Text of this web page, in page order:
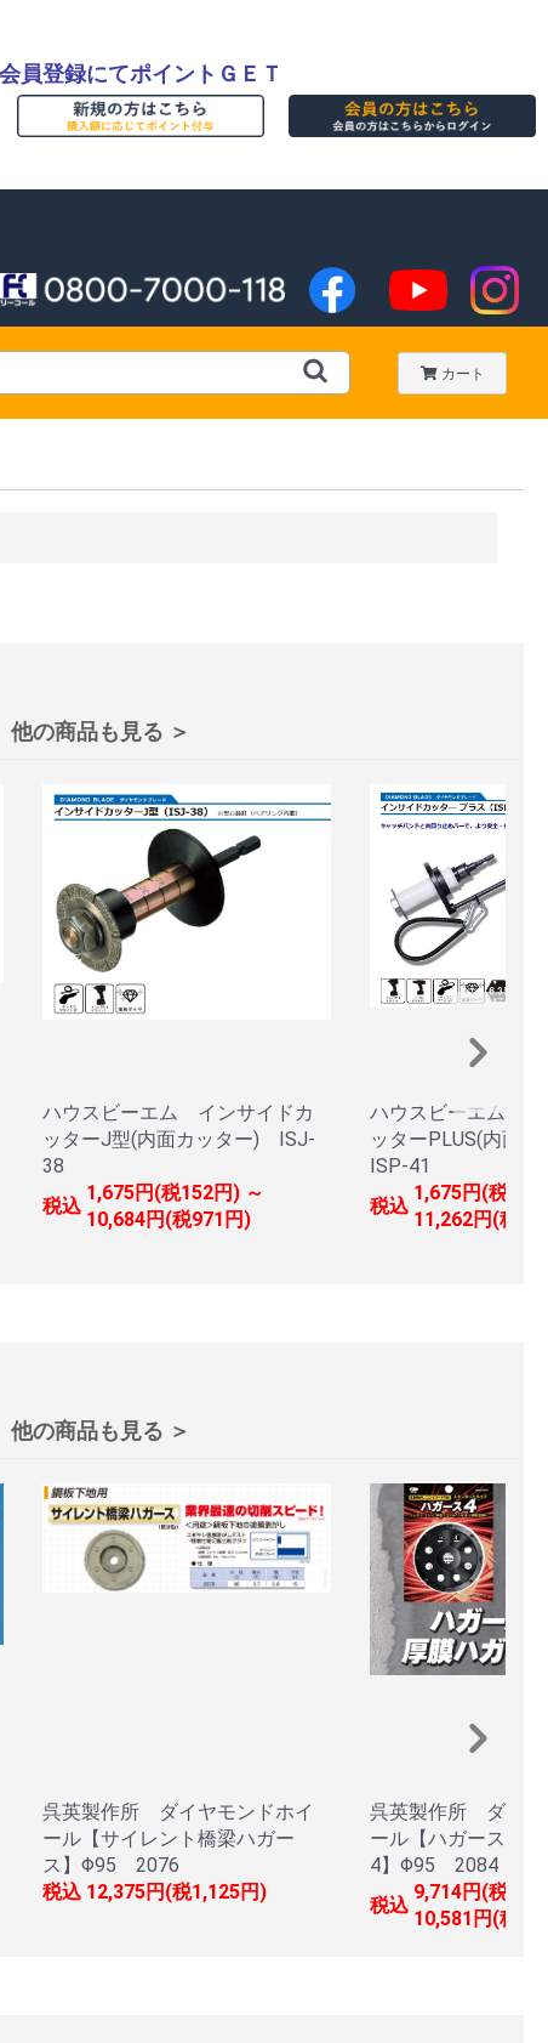
会員登録にてポイントＧＥＴ
カート
他の商品も見る ＞
ハウスビーエム インサイドカ
ッターJ型(内面カッター) ISJ-
38
税込
1,675円(税152円) ～
10,684円(税971円)
ハウスビーエム イ
ッターPLUS(内面
ISP-41
税込
1,675円(税152
11,262円(税
他の商品も見る ＞
呉英製作所 ダイヤモンドホイ
ール【サイレント橋梁ハガー
ス】Φ95 2076
税込 12,375円(税1,125円)
呉英製作所 ダイヤ
ール【ハガース4
4】Φ95 2084
税込
9,714円(税883
10,581円(税